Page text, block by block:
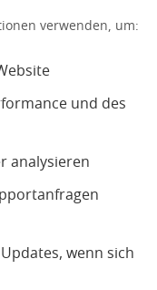
verwenden, um:
und des
analysieren
wenn sich